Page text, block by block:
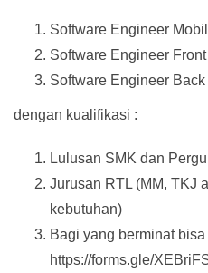
Software Engineer
Software Engineer
Software Engineer Back
dengan kualifikasi :
Lulusan SMK dan
Jurusan RTL (MM, TKJ
kebutuhan)
Bagi yang berminat
https://forms.gle/